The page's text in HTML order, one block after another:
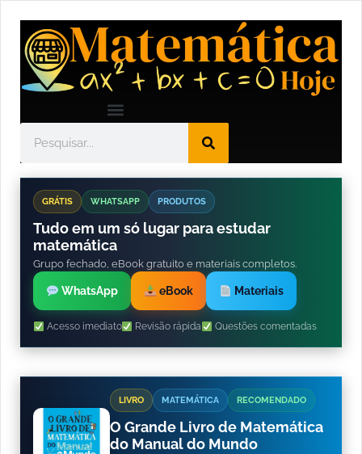
GRÁTIS WHATSAPP PRODUTOS
Tudo em um só lugar para estudar
matemática
Grupo fechado, eBook gratuito e materiais completos.
WhatsApp eBook Materiais
Acesso imediato Revisão rápida Questões comentadas
LIVRO MATEMÁTICA RECOMENDADO
O Grande Livro de Matemática
do Manual do Mundo